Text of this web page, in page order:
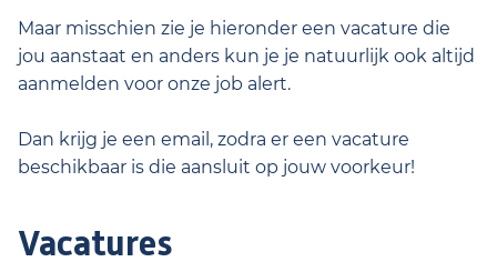
Maar misschien zie je hieronder een vacature die
jou aanstaat en anders kun je je natuurlijk ook altijd
aanmelden voor onze job alert.
Dan krijg je een email, zodra er een vacature
beschikbaar is die aansluit op jouw voorkeur!
Vacatures